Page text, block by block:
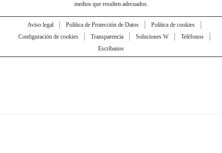
medios que resulten adecuados.
Aviso legal Política de Protección de Datos
Política de cookies
Configuración de cookies
Transparencia Soluciones W
Teléfonos
Escríbanos